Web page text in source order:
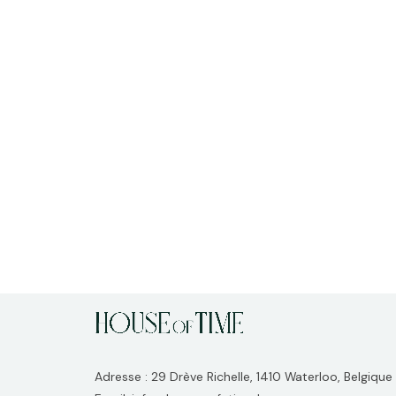
Adresse : 29 Drève Richelle, 1410 Waterloo, Belgique